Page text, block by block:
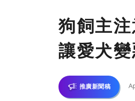
狗飼主
讓愛犬變
推廣新聞稿